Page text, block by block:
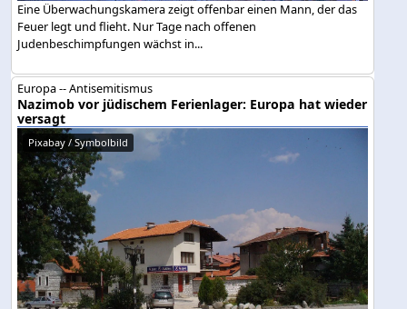
Eine Überwachungskamera zeigt offenbar einen Mann, der das
Feuer legt und flieht. Nur Tage nach offenen
Judenbeschimpfungen wächst in...
Europa -- Antisemitismus
Nazimob vor jüdischem Ferienlager: Europa hat wieder
versagt
Pixabay / Symbolbild